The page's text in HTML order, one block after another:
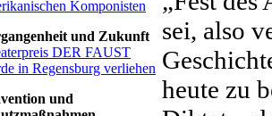
Komponisten
und Zukunft
DER FAUST
in Regensburg verliehen
und
sei, also
heute zu